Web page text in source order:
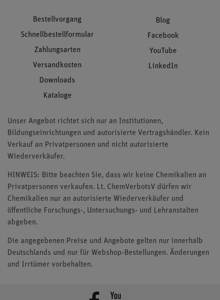
Bestellvorgang
Schnellbestellformular
Zahlungsarten
Versandkosten
Downloads
Kataloge
Blog
Facebook
YouTube
LinkedIn
Unser Angebot richtet sich nur an Institutionen,
Bildungseinrichtungen und autorisierte Vertragshändler. Kein
Verkauf an Privatpersonen und nicht autorisierte
Wiederverkäufer.
HINWEIS: Bitte beachten Sie, dass wir keine Chemikalien an
Privatpersonen verkaufen. Lt. ChemVerbotsV dürfen wir
Chemikalien nur an autorisierte Wiederverkäufer und
öffentliche Forschungs-, Untersuchungs- und Lehranstalten
abgeben.
Die angegebenen Preise und Angebote gelten nur innerhalb
Deutschlands und nur für Webshop-Bestellungen. Änderungen
und Irrtümer vorbehalten.